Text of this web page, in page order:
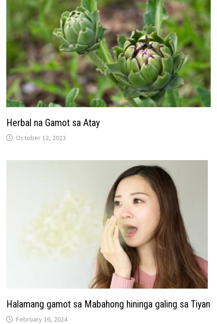
Herbal na Gamot sa Atay
October 12, 2023
Halamang gamot sa Mabahong hininga galing sa Tiyan
February 16, 2024